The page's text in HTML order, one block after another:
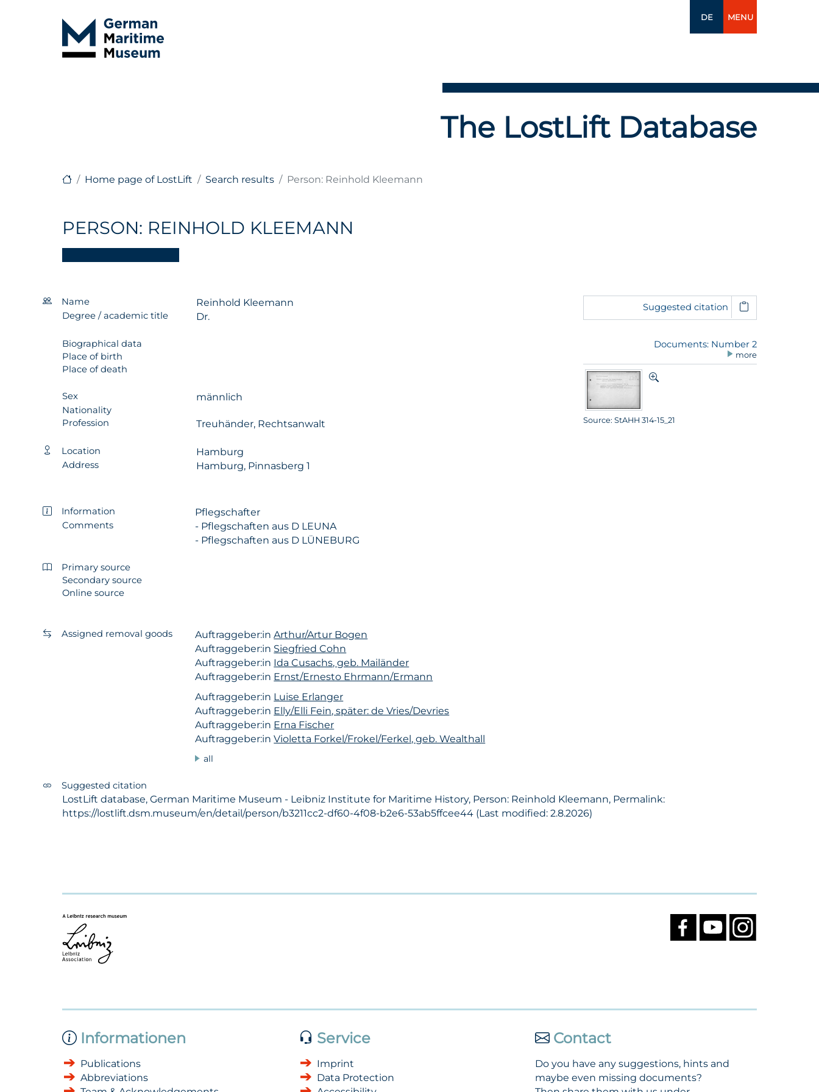
DE MENU
The LostLift Database
Home page of LostLift Search results Person: Reinhold Kleemann
PERSON: REINHOLD KLEEMANN
Name Reinhold Kleemann
Degree / academic title Dr.
Biographical data
Place of birth
Place of death
Sex männlich
Nationality
Profession
Treuhänder, Rechtsanwalt
Location Hamburg
Address Hamburg, Pinnasberg 1
Suggested citation
Documents: Number 2
more
Source: StAHH 314-15_21
Information Pflegschafter
Comments
- Pflegschaften aus D LEUNA
- Pflegschaften aus D LÜNEBURG
Primary source
Secondary source
Online source
Assigned removal goods Auftraggeber:inArthur/Artur Bogen
Auftraggeber:in Siegfried Cohn
Auftraggeber:in Ida Cusachs, geb. Mailänder
Auftraggeber:in Ernst/Ernesto Ehrmann/Ermann
Auftraggeber:in Luise Erlanger
Auftraggeber:in Elly/Elli Fein, später: de Vries/Devries
Auftraggeber:in Erna Fischer
Auftraggeber:inVioletta Forkel/Frokel/Ferkel, geb. Wealthall
all
Suggested citation
LostLift database, German Maritime Museum - Leibniz Institute for Maritime History, Person: Reinhold Kleemann, Permalink:
https://lostlift.dsm.museum/en/detail/person/b3211cc2-df60-4f08-b2e6-53ab5ffcee44 (Last modified: 2.8.2026)
Informationen
Publications
Abbreviations
Service
Imprint
Data Protection
Contact
Do you have any suggestions, hints and
maybe even missing documents?